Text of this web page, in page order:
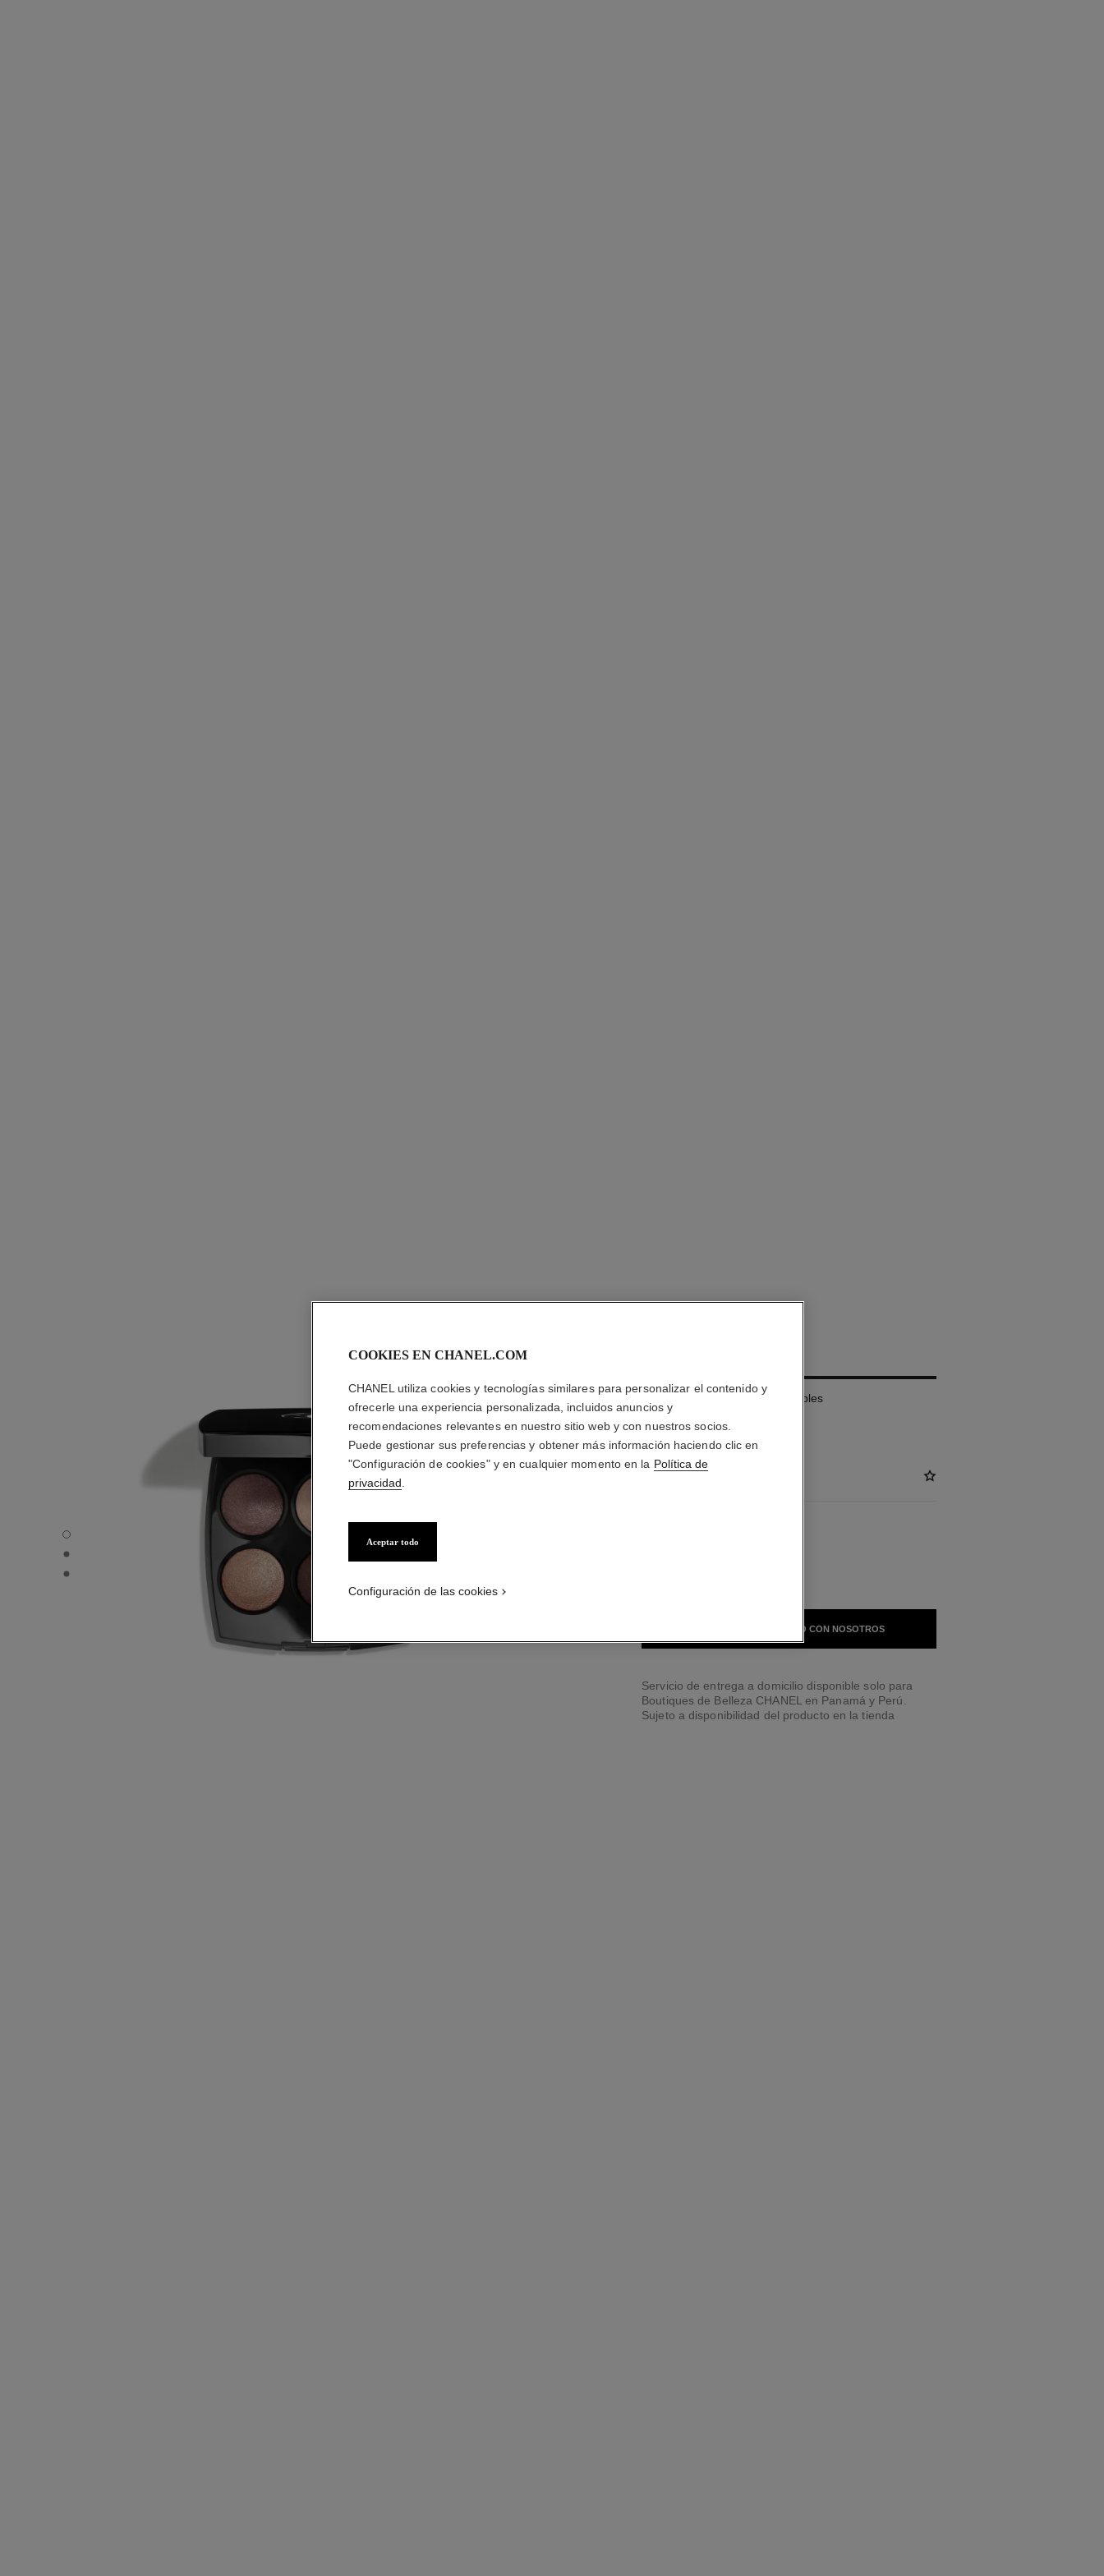
LES 4 OMBRES - Vista por defecto
LES 4 OMBRES - Vista alternativa 1
LES 4 OMBRES - Vista de la textura básica
Sombras de Ojos Efectos Múltiples
Más información
Ref. 164226
PÓNGASE EN CONTACTO CON NOSOTROS
Servicio de entrega a domicilio disponible solo para
Boutiques de Belleza CHANEL en Panamá y Perú.
Sujeto a disponibilidad del producto en la tienda
COOKIES EN CHANEL.COM
CHANEL utiliza cookies y tecnologías similares para personalizar el contenido y
ofrecerle una experiencia personalizada, incluidos anuncios y
recomendaciones relevantes en nuestro sitio web y con nuestros socios.
Puede gestionar sus preferencias y obtener más información haciendo clic en
"Configuración de cookies" y en cualquier momento en la Política de
privacidad
Aceptar todo
Configuración de las cookies